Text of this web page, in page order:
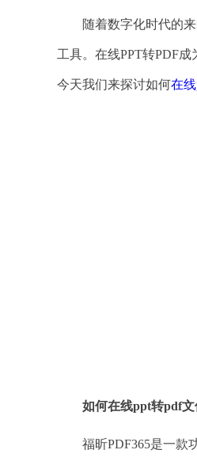
随着数字化时代的来
工具。在线PPT转PDF
今天我们来探讨如何在
如何在线ppt转pdf文
福昕PDF365是一款功